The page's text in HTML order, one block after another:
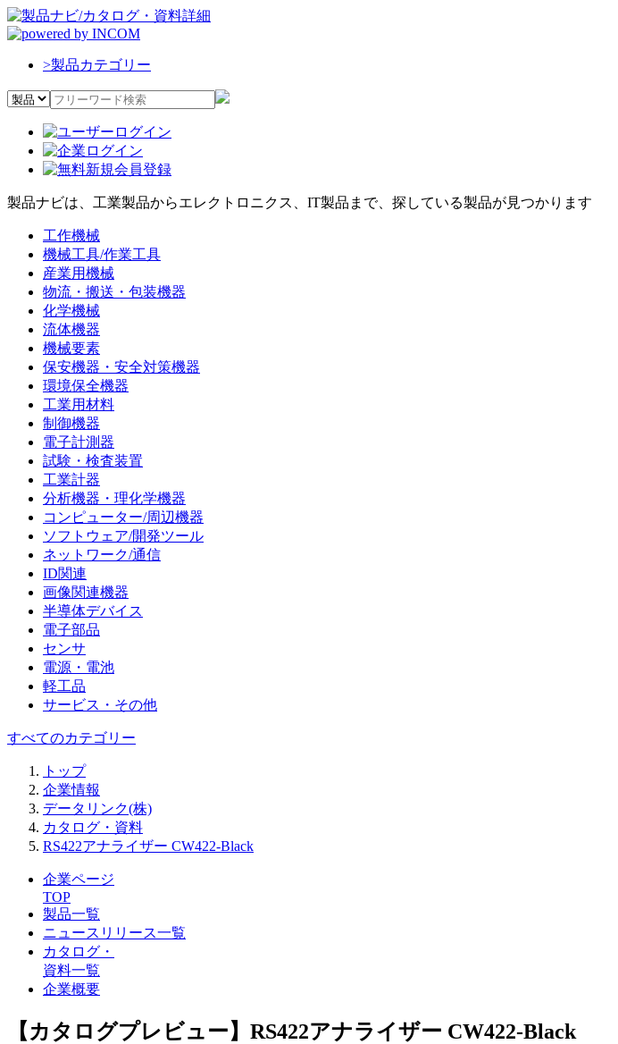
>製品カテゴリー
製品ナビは、工業製品からエレクトロニクス、IT製品まで、探している製品が見つかります
工作機械
機械工具/作業工具
産業用機械
物流・搬送・包装機器
化学機械
流体機器
機械要素
保安機器・安全対策機器
環境保全機器
工業用材料
制御機器
電子計測器
試験・検査装置
工業計器
分析機器・理化学機器
コンピューター/周辺機器
ソフトウェア/開発ツール
ネットワーク/通信
ID関連
画像関連機器
半導体デバイス
電子部品
センサ
電源・電池
軽工品
サービス・その他
すべてのカテゴリー
トップ
企業情報
データリンク(株)
カタログ・資料
RS422アナライザー CW422-Black
企業ページ
TOP
製品一覧
ニュースリリース一覧
カタログ・
資料一覧
企業概要
【カタログプレビュー】RS422アナライザー CW422-Black